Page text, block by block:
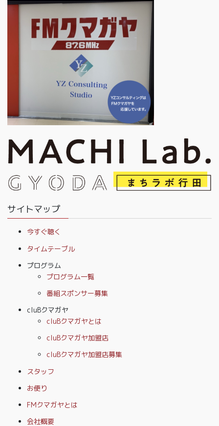
サイトマップ
今すぐ聴く
タイムテーブル
プログラム
プログラム一覧
番組スポンサー募集
cluBクマガヤ
cluBクマガヤとは
cluBクマガヤ加盟店
cluBクマガヤ加盟店募集
スタッフ
お便り
FMクマガヤとは
会社概要